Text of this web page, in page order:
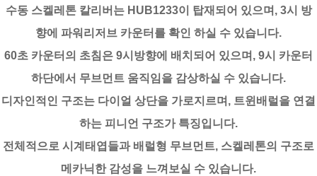
수동 스켈레톤 칼리버는 HUB1233이 탑재되어 있으며, 3시 방
향에 파워리저브 카운터를 확인 하실 수 있습니다.
60초 카운터의 초침은 9시방향에 배치되어 있으며, 9시 카운터
하단에서 무브먼트 움직임을 감상하실 수 있습니다.
디자인적인 구조는 다이얼 상단을 가로지르며, 트윈배럴을 연결
하는 피니언 구조가 특징입니다.
전체적으로 시계태엽들과 배럴형 무브먼트, 스켈레톤의 구조로
메카닉한 감성을 느껴보실 수 있습니다.